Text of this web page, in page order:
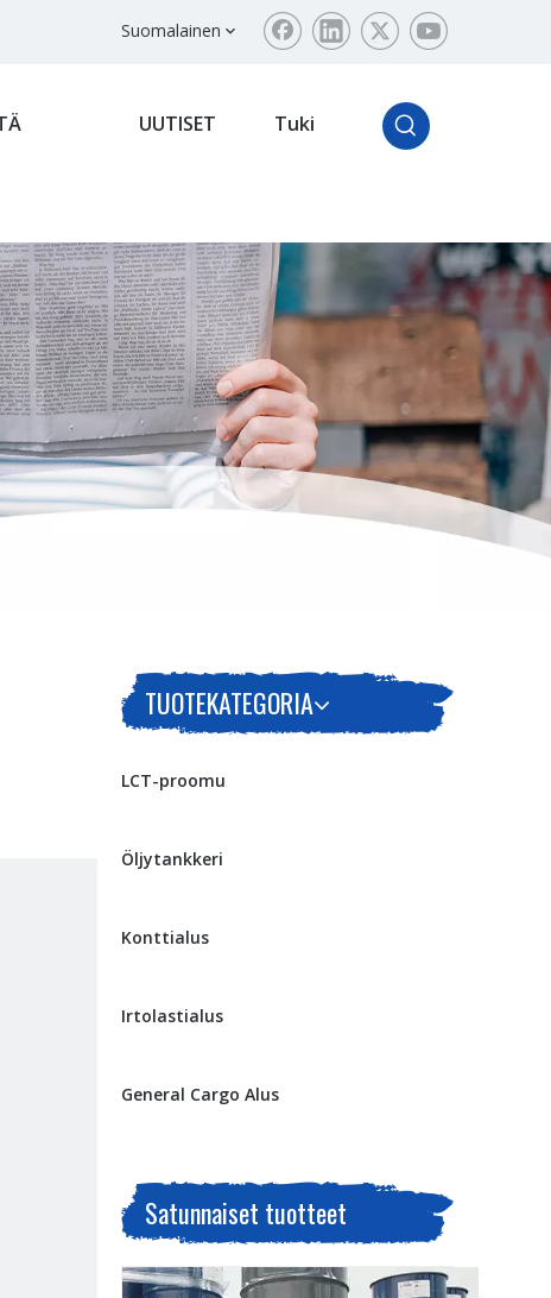
Suomalainen
UUTISET Tuki
TUOTEKATEGORIA
LCT-proomu
Öljytankkeri
Konttialus
Irtolastialus
General Cargo Alus
Satunnaiset tuotteet